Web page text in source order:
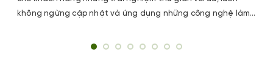
không ngừng cập nhật và ứng dụng những công nghệ làm
massage chuyên nghiệp.